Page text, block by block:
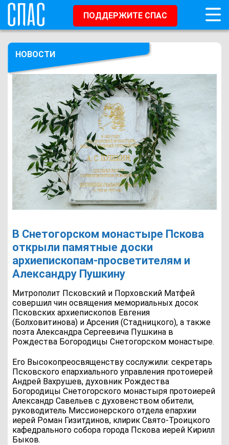
ПОДДЕРЖИТЕ СПАС
НОВОСТИ
В Снетогорском монастыре Пскова
открыли памятные доски
архиепископам-просветителям и
Александру Пушкину
Митрополит Псковский и Порховский Матфей
совершил чин освящения мемориальных досок
Псковских архиепископов Евгения
(Болховитинова) и Арсения (Стадницкого), а также
поэта Александра Сергеевича Пушкина в
Рождества Богородицы Снетогорском монастыре.
Его Высокопреосвященству сослужили: секретарь
Псковского епархиального управления протоиерей
Андрей Вахрушев, духовник Рождества
Богородицы Снетогорского монастыря протоиерей
Александр Савельев с духовенством обители,
руководитель Миссионерского отдела епархии
иерей Роман Гизитдинов, клирик Свято-Троицкого
кафедрального собора города Пскова иерей Кирилл
Быков.